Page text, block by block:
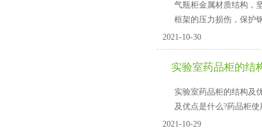
气瓶柜金属材质结构，
框架的压力损伤，保
2021-10-30
实验室药品柜的结
实验室药品柜的结构及
及优点是什么?药品柜
2021-10-29